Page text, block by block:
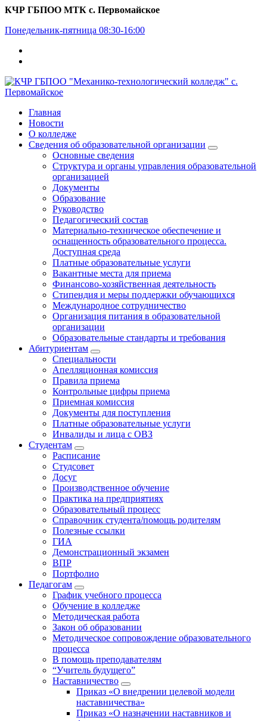
Перейти
содержимому
КЧР ГБПОО МТК с. Первомайское
Понедельник-пятница 08:30-16:00
Главная
Новости
О колледже
Сведения об образовательной организации
Основные сведения
Структура и органы управления образовательной
организацией
Документы
Образование
Руководство
Педагогический состав
Материально-техническое обеспечение и
оснащенность образовательного процесса.
Доступная среда
Платные образовательные услуги
Вакантные места для приема
Финансово-хозяйственная деятельность
Стипендия и меры поддержки обучающихся
Международное сотрудничество
Организация питания в образовательной
организации
Образовательные стандарты и требования
Абитуриентам
Специальности
Апелляционная комиссия
Правила приема
Контрольные цифры приема
Приемная комиссия
Документы для поступления
Платные образовательные услуги
Инвалиды и лица с ОВЗ
Студентам
Расписание
Студсовет
Досуг
Производственное обучение
Практика на предприятиях
Образовательный процесс
Справочник студента/помощь родителям
Полезные ссылки
ГИА
Демонстрационный экзамен
ВПР
Портфолио
Педагогам
График учебного процесса
Обучение в колледже
Методическая работа
Закон об образовании
Методическое сопровождение образовательного
процесса
В помощь преподавателям
“Учитель будущего”
Наставничество
Приказ «О внедрении целевой модели
наставничества»
Приказ «О назначении наставников и